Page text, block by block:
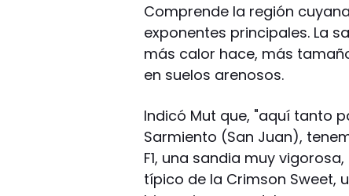
Comprende la región
exponentes principales. La
más calor hace, más
en suelos arenosos.
Indicó Mut que, "aquí tanto
Sarmiento (San Juan),
F1, una sandia muy
típico de la Crimson Sweet,